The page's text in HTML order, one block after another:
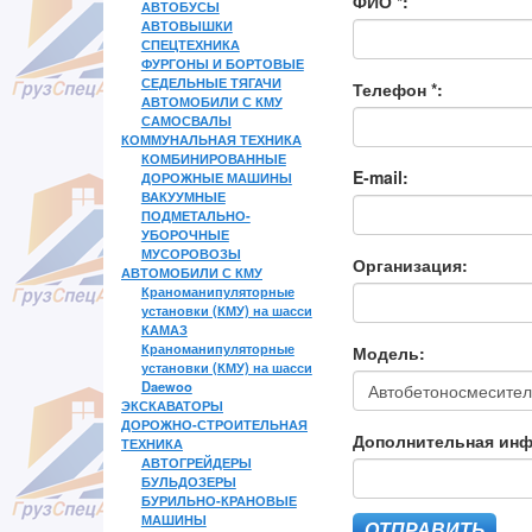
АВТОБУСЫ
АВТОВЫШКИ
СПЕЦТЕХНИКА
ФУРГОНЫ И БОРТОВЫЕ
СЕДЕЛЬНЫЕ ТЯГАЧИ
АВТОМОБИЛИ С КМУ
САМОСВАЛЫ
КОММУНАЛЬНАЯ ТЕХНИКА
КОМБИНИРОВАННЫЕ
ДОРОЖНЫЕ МАШИНЫ
ВАКУУМНЫЕ
ПОДМЕТАЛЬНО-
УБОРОЧНЫЕ
МУСОРОВОЗЫ
АВТОМОБИЛИ С КМУ
Краноманипуляторные
установки (КМУ) на шасси
КАМАЗ
Краноманипуляторные
установки (КМУ) на шасси
Daewoo
ЭКСКАВАТОРЫ
ДОРОЖНО-СТРОИТЕЛЬНАЯ
ТЕХНИКА
АВТОГРЕЙДЕРЫ
БУЛЬДОЗЕРЫ
БУРИЛЬНО-КРАНОВЫЕ
МАШИНЫ
Телефон *:
E-mail:
Организация:
Модель:
Дополнительная